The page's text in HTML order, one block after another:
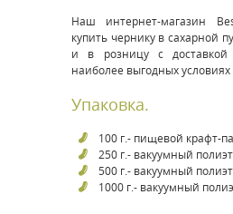
Наш интернет-магазин
купить чернику в сахарной
и в розницу с
наиболее выгодных условиях
Упаковка.
100 г.- пищевой крафт-
250 г.- вакуумный
500 г.- вакуумный
1000 г.- вакуумный